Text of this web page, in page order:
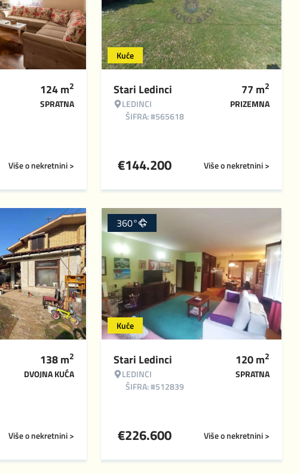
124m2
SPRATNA
Više o nekretnini >
Kuće
Stari Ledinci
LEDINCI
ŠIFRA: #565618
77 m2
PRIZEMNA
Više o nekretnini >
€144.200
138m2
DVOJNA KUĆA
Više o nekretnini >
Kuće
360°
Stari Ledinci
LEDINCI
ŠIFRA: #512839
120m2
SPRATNA
Više o nekretnini >
€226.600